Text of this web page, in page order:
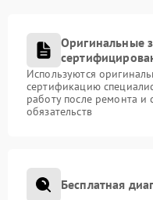
Оригинальные
Используются
сертификацию
работу после ремонта и
обязательств
Бесплатная